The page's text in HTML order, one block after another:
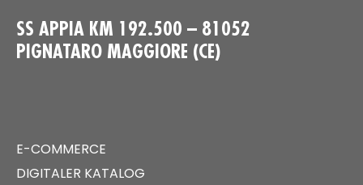
SS APPIA KM 192.500 – 81052
PIGNATARO MAGGIORE (CE)
E-COMMERCE
DIGITALER KATALOG